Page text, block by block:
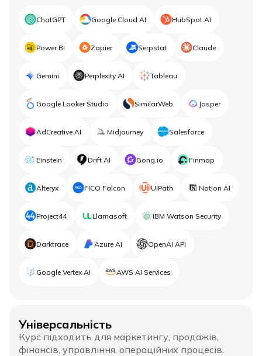
ChatGPT Google Cloud AI HubSpot AI
Power BI Zapier Serpstat Claude
Gemini Perplexity AI Tableau
Google Looker Studio SimilarWeb Jasper
AdCreative AI Midjourney Salesforce
Einstein Drift AI Gong.io Finmap
Alteryx FICO Falcon UiPath Notion AI
Project44 Llamasoft IBM Watson Security
Darktrace Azure AI OpenAI API
Google Vertex AI AWS AI Services
Універсальність
Курс підходить для маркетингу, продажів,
фінансів, управління, операційних процесів.